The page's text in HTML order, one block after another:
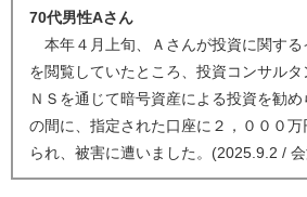
70代男性Aさん
本年４月上旬、Ａさんが投資に関する
を閲覧していたところ、投資コンサル
ＮＳを通じて暗号資産による投資を勧
の間に、指定された口座に２，０００
られ、被害に遭いました。(2025.9.2 /